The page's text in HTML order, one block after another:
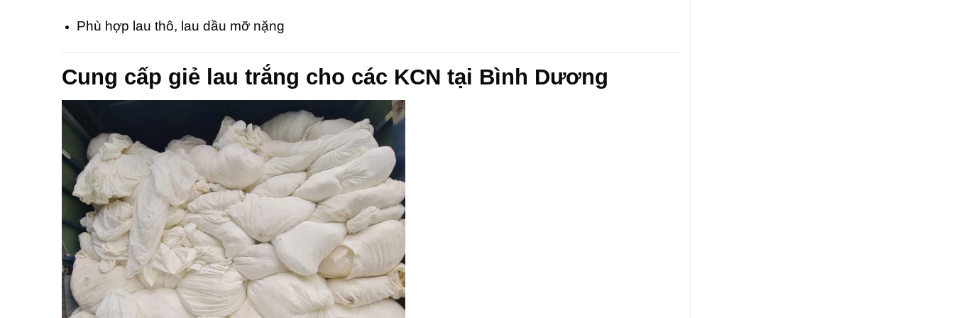
Phù hợp lau thô, lau dầu mỡ nặng
Cung cấp giẻ lau trắng cho các KCN tại Bình Dương